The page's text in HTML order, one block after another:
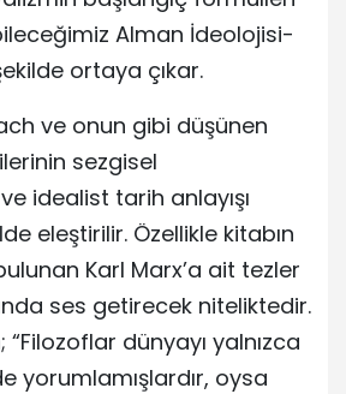
Alman İdeolojisi-
ortaya çıkar.
ve onun gibi düşünen
sezgisel
idealist tarih anlayışı
eleştirilir. Özellikle kitabın
Karl Marx’a ait tezler
ses getirecek niteliktedir.
“Filozoflar dünyayı yalnızca
yorumlamışlardır, oysa